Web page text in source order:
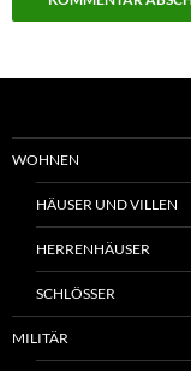
WOHNEN
HÄUSER UND VILLEN
HERRENHÄUSER
SCHLÖSSER
MILITÄR